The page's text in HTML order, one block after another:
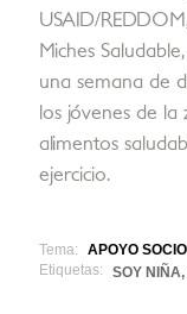
USAID/
Miches
una semana de
los jóvenes de
alimentos
ejercicio.
Tema:
APOYO
Etiquetas:
SOY